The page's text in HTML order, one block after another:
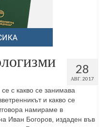
28
АВГ. 2017
с какво се занимава
и какво се
намираме в
Иван Богоров, издаден във